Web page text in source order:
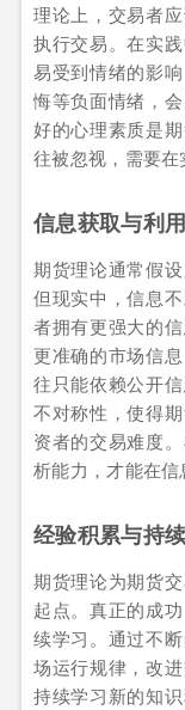
理论上，交易者
执行交易。在实
易受到情绪的影
悔等负面情绪，
好的心理素质是
往被忽视，需要在
信息获取与利
期货理论通常假
但现实中，信息
者拥有更强大的
更准确的市场信
往只能依赖公开
不对称性，使得
资者的交易难度
析能力，才能在信
经验积累与持
期货理论为期货
起点。真正的成
续学习。通过不
场运行规律，改
持续学习新的知